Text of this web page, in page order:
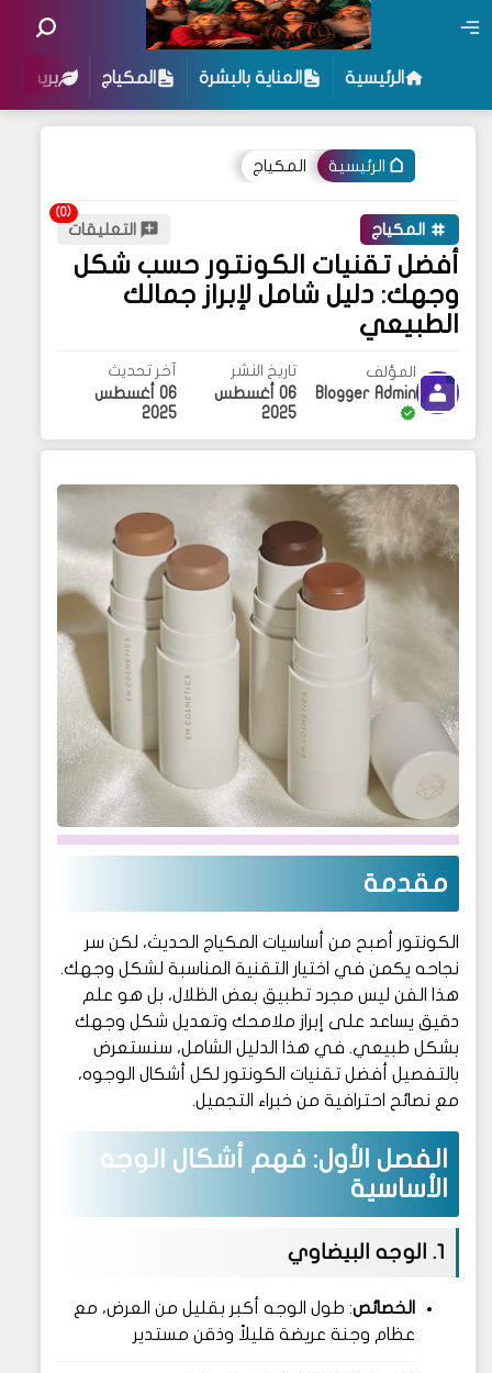
الرئيسية العناية بالبشرة المكياج بريد
الرئيسية المكياج
المكياج التعليقات
أفضل تقنيات الكونتور حسب شكل
وجهك: دليل شامل لإبراز جمالك
الطبيعي
المؤلف
Blogger Admin
تاريخ النشر
06 أغسطس
2025
آخر تحديث
06 أغسطس
2025
مقدمة
الكونتور أصبح من أساسيات المكياج الحديث، لكن سر
نجاحه يكمن في اختيار التقنية المناسبة لشكل وجهك.
هذا الفن ليس مجرد تطبيق بعض الظلال، بل هو علم
دقيق يساعد على إبراز ملامحك وتعديل شكل وجهك
بشكل طبيعي. في هذا الدليل الشامل، سنستعرض
بالتفصيل أفضل تقنيات الكونتور لكل أشكال الوجوه،
مع نصائح احترافية من خبراء التجميل.
الفصل الأول: فهم أشكال الوجه
الأساسية
1. الوجه البيضاوي
الخصائص: طول الوجه أكبر بقليل من العرض، مع
عظام وجنة عريضة قليلاً وذقن مستدير